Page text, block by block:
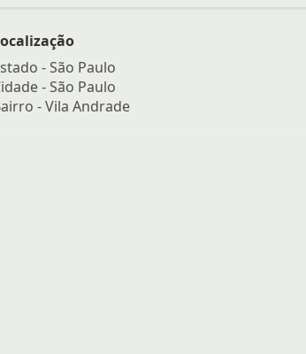
-São Paulo
-São Paulo
-Vila Andrade